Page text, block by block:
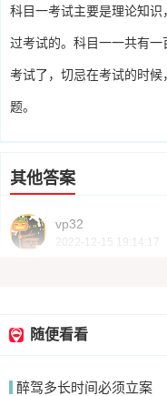
科目一考试主要是理论知
过考试的。科目一一共有
考试了，切忌在考试的时
题。
其他答案
vp32
2022-12-15 19:14:17
不多的，科目一与科目四
我要回答
随便看看
醉驾多长时间必须立案